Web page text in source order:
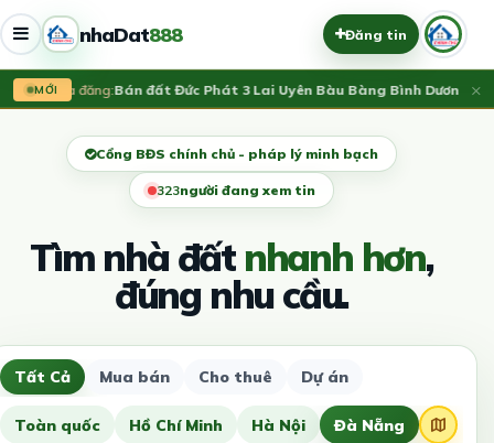
nhaDat888 Đăng tin
MỚIVừa đăng:Bán đất Đức Phát 3 Lai Uyên Bàu Bàng Bình Dương ×
Cổng BĐS chính chủ - pháp lý minh bạch
324người đang xem tin
Tìm nhà đấtnhanh hơn,
đúng nhu cầu.
Tất Cả Mua bán Cho thuê Dự án
Toàn quốc Hồ Chí Minh Hà Nội Đà Nẵng